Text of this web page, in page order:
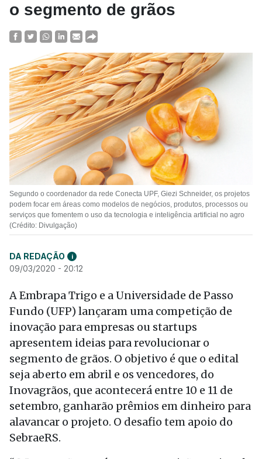
o segmento de grãos
Segundo o coordenador da rede Conecta UPF, Giezi Schneider, os projetos
podem focar em áreas como modelos de negócios, produtos, processos ou
serviços que fomentem o uso da tecnologia e inteligência artificial no agro
(Crédito: Divulgação)
DA REDAÇÃO i
09/03/2020 - 20:12
A Embrapa Trigo e a Universidade de Passo
Fundo (UFP) lançaram uma competição de
inovação para empresas ou startups
apresentem ideias para revolucionar o
segmento de grãos. O objetivo é que o edital
seja aberto em abril e os vencedores, do
Inovagrãos, que acontecerá entre 10 e 11 de
setembro, ganharão prêmios em dinheiro para
alavancar o projeto. O desafio tem apoio do
SebraeRS.